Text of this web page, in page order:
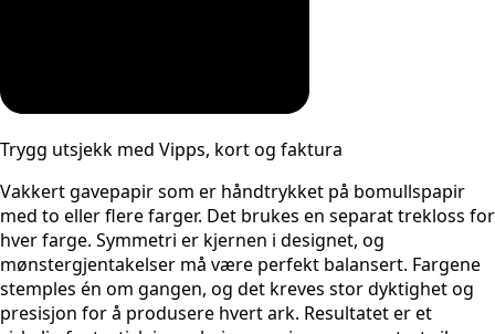
Trygg utsjekk med Vipps, kort og faktura
Vakkert gavepapir som er håndtrykket på bomullspapir
med to eller flere farger. Det brukes en separat trekloss for
hver farge. Symmetri er kjernen i designet, og
mønstergjentakelser må være perfekt balansert. Fargene
stemples én om gangen, og det kreves stor dyktighet og
presisjon for å produsere hvert ark. Resultatet er et